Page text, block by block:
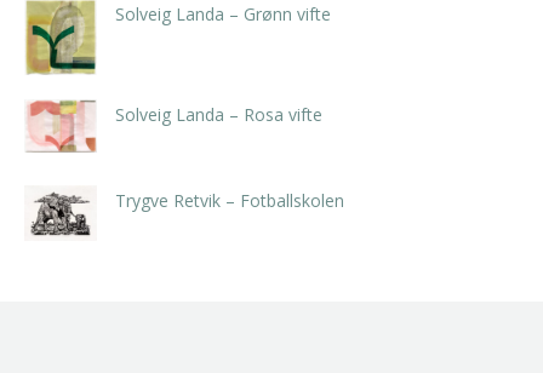
Solveig Landa – Grønn vifte
Solveig Landa – Rosa vifte
Trygve Retvik – Fotballskolen